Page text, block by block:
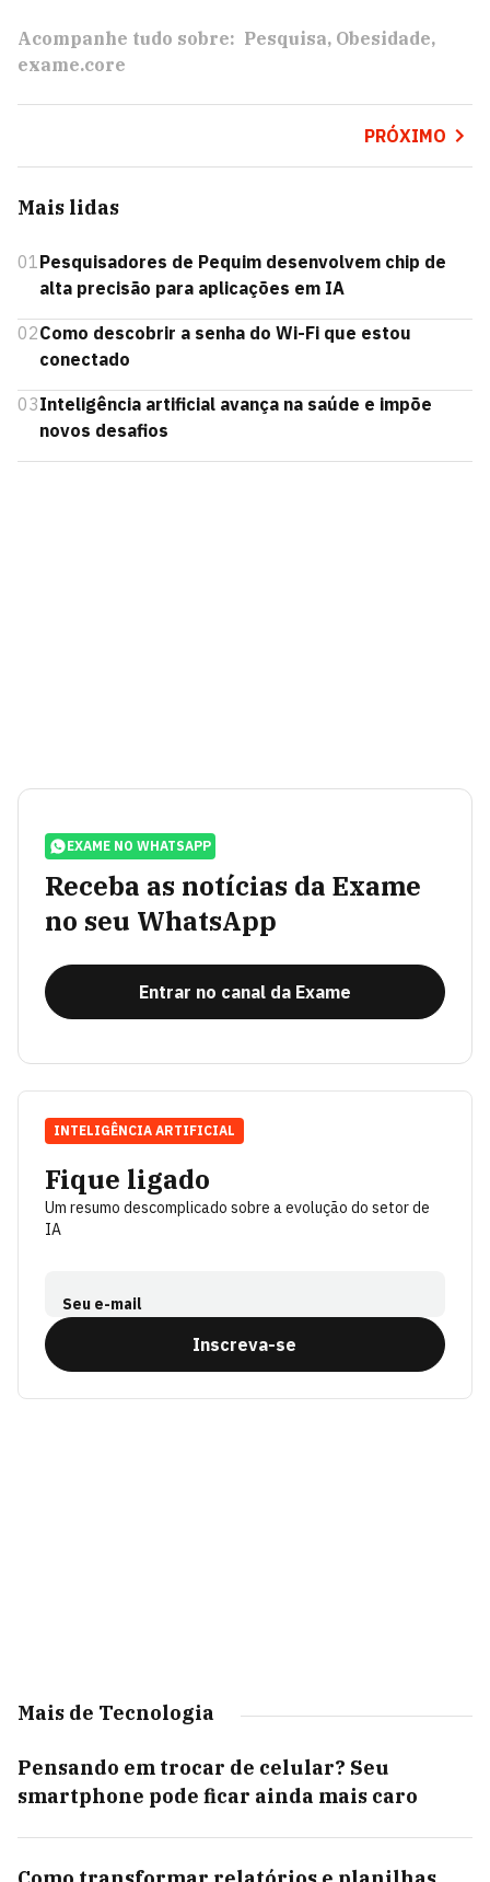
Acompanhe tudo sobre: Pesquisa Obesidade
exame.core
PRÓXIMO
Mais lidas
01Pesquisadores de Pequim desenvolvem chip de
alta precisão para aplicações em IA
02Como descobrir a senha do Wi-Fi que estou
conectado
03Inteligência artificial avança na saúde e impõe
novos desafios
EXAME NO WHATSAPP
Receba as notícias da Exame
no seu WhatsApp
Entrar no canal da Exame
Fique ligado
Um resumo descomplicado sobre a evolução do setor de
IA
Seu e-mail
Inscreva-se
INTELIGÊNCIA ARTIFICIAL
Mais de Tecnologia
Pensando em trocar de celular? Seu
smartphone pode ficar ainda mais caro